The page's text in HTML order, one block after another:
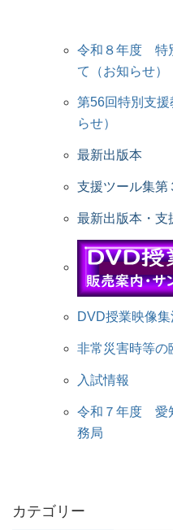
令和８年度 特
て（お知らせ）
第56回特別支
らせ）
最新出版本
支援ツール集第
最新出版本・支
DVD授業映像
非常災害時等の
入試情報
令和７年度 愛
務局
カテゴリー